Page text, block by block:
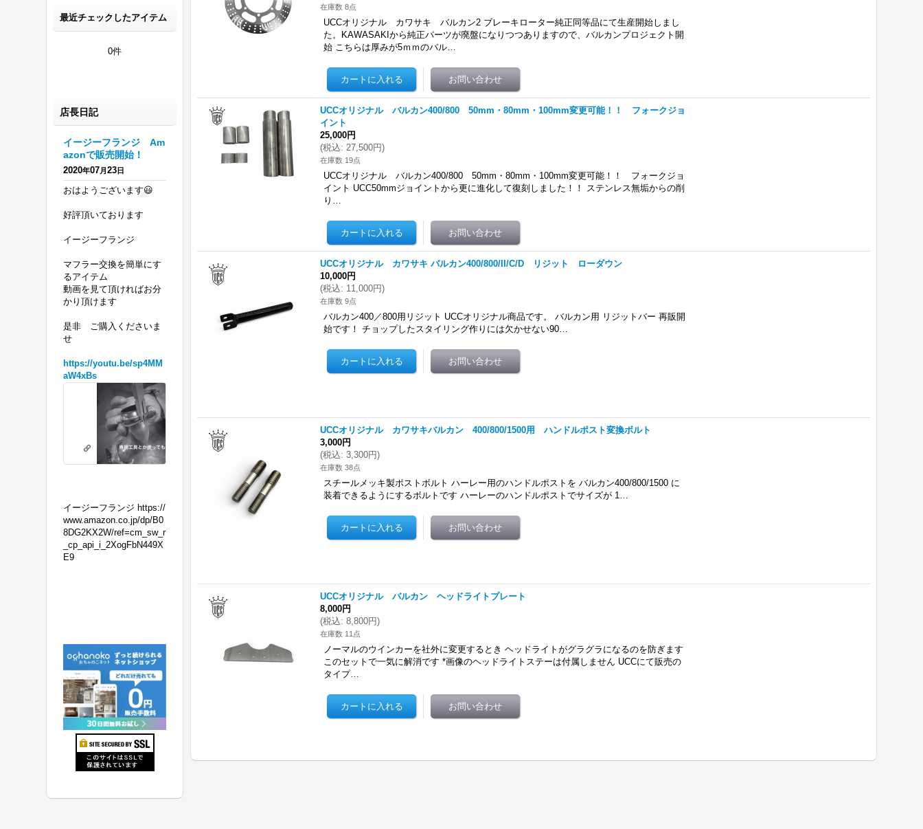
最近チェックしたアイテム
0件
店長日記
イージーフランジ Am
azonで販売開始！
2020年07月23日
おはようございます😃
好評頂いております
イージーフランジ
マフラー交換を簡単にす
るアイテム
動画を見て頂ければお分
かり頂けます
是非 ご購入くださいま
せ
https://youtu.be/sp4MM
aW4xBs
ー
ラ
ー
交
換！
リテーニングリングの必要がないフランジを 販売開始！ エボ、ツインカム、スポーツスターに適合します ショッピングサイトよりお買い求め頂けますhttps://ucchoppers.ocnk.net/product/282
youtu.be
イージーフランジ https://
www.amazon.co.jp/dp/B0
8DG2KX2W/ref=cm_sw_r
_cp_api_i_2XogFbN449X
E9
在庫数 8点
UCCオリジナル カワサキ バルカン2 ブレーキローター純正同等品にて生産開始しまし
た。KAWASAKIから純正パーツが廃盤になりつつありますので、バルカンプロジェクト開
始 こちらは厚みが5ｍｍのバル…
UCCオリジナル バルカン400/800 50mm・80mm・100mm変更可能！！ フォークジョ
イント
25,000円
(税込: 27,500円)
在庫数 19点
UCCオリジナル バルカン400/800 50mm・80mm・100mm変更可能！！ フォークジョ
イント UCC50mmジョイントから更に進化して復刻しました！！ ステンレス無垢からの削
り…
UCCオリジナル カワサキ バルカン400/800/II/C/D リジット ローダウン
10,000円
(税込: 11,000円)
在庫数 9点
バルカン400／800用リジット UCCオリジナル商品です。 バルカン用 リジットバー 再販開
始です！ チョップしたスタイリング作りには欠かせない90…
UCCオリジナル カワサキバルカン 400/800/1500用 ハンドルポスト変換ボルト
3,000円
(税込: 3,300円)
在庫数 38点
スチールメッキ製ポストボルト ハーレー用のハンドルポストを バルカン400/800/1500 に
装着できるようにするボルトです ハーレーのハンドルポストでサイズが 1…
UCCオリジナル バルカン ヘッドライトプレート
8,000円
(税込: 8,800円)
在庫数 11点
ノーマルのウインカーを社外に変更するとき ヘッドライトがグラグラになるのを防ぎます
このセットで一気に解消です *画像のヘッドライトステーは付属しません UCCにて販売の
タイプ…